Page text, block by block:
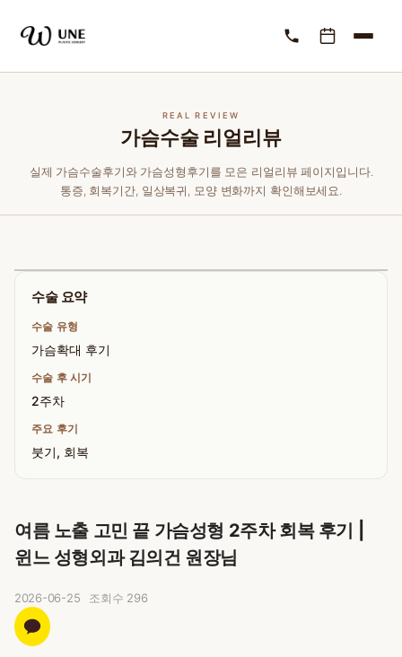
REAL REVIEW
가슴수술 리얼리뷰
실제 가슴수술후기와 가슴성형후기를 모은 리얼리뷰 페이지입니다.
통증, 회복기간, 일상복귀, 모양 변화까지 확인해보세요.
수술 요약
수술 유형
가슴확대 후기
수술 후 시기
2주차
주요 후기
붓기, 회복
여름 노출 고민 끝 가슴성형 2주차 회복 후기 |
윈느 성형외과 김의건 원장님
2026-06-25 조회수 296